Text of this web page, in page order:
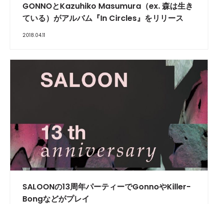
GONNOとKazuhiko Masumura（ex. 森は生き
ている）がアルバム『In Circles』をリリース
2018.04.11
SALOONの13周年パーティーでGonnoやKiller-
Bongなどがプレイ